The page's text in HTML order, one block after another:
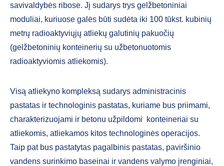
savivaldybės ribose. Jį sudarys trys gelžbetoniniai
moduliai, kuriuose galės būti sudėta iki 100 tūkst. kubinių
metrų radioaktyviųjų atliekų galutinių pakuočių
(gelžbetoninių konteinerių su užbetonuotomis
radioaktyviomis atliekomis).
Visą atliekyno kompleksą sudarys administracinis
pastatas ir technologinis pastatas, kuriame bus priimami,
charakterizuojami ir betonu užpildomi konteineriai su
atliekomis, atliekamos kitos technologinės operacijos.
Taip pat bus pastatytas pagalbinis pastatas, paviršinio
vandens surinkimo baseinai ir vandens valymo įrenginiai,